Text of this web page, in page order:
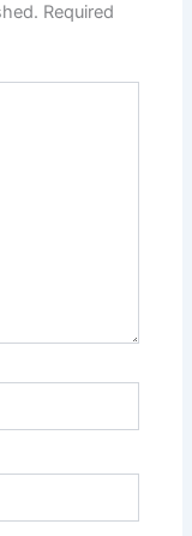
Required